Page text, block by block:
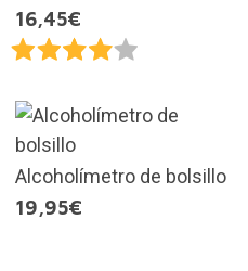
16,45€
Alcoholímetro de bolsillo
19,95€